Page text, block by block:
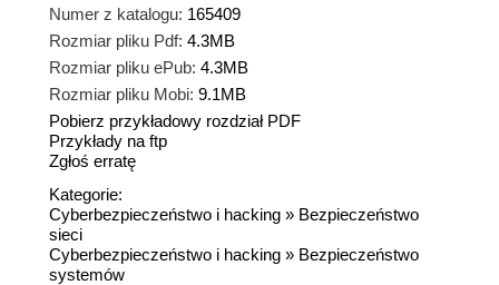
Numer z katalogu: 165409
Rozmiar pliku Pdf: 4.3MB
Rozmiar pliku ePub: 4.3MB
Rozmiar pliku Mobi: 9.1MB
Pobierz przykładowy rozdział PDF
Przykłady na ftp
Zgłoś erratę
Kategorie:
Cyberbezpieczeństwo i hacking » Bezpieczeństwo
sieci
Cyberbezpieczeństwo i hacking » Bezpieczeństwo
systemów